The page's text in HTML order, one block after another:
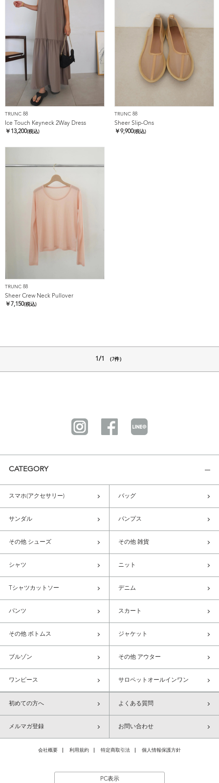
TRUNC 88
Ice Touch Keyneck 2Way Dress
￥ 13,200(税込)
TRUNC 88
Sheer Slip-Ons
￥9,900(税込)
TRUNC 88
Sheer Crew Neck Pullover
￥ 7,150(税込)
1/1 （7件）
CATEGORY
スマホ(アクセサリー) バッグ
サンダル パンプス
その他 シューズ その他 雑貨
シャツ ニット
Tシャツカットソー デニム
パンツ スカート
その他 ボトムス ジャケット
ブルゾン その他 アウター
ワンピース サロペットオールインワン
初めての方へ よくある質問
メルマガ登録 お問い合わせ
会社概要 利用規約 特定商取引法 個人情報保護方針
PC表示